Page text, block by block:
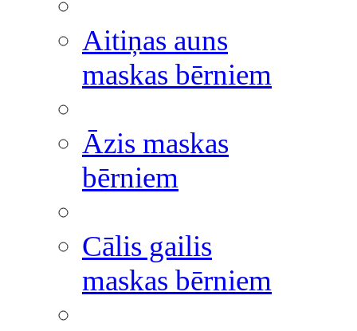
Aitiņas auns
maskas bērniem
Āzis maskas
bērniem
Cālis gailis
maskas bērniem